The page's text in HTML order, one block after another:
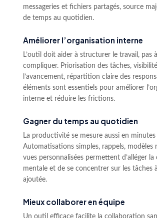
messageries et fichiers partagés, source
de temps au quotidien.
Améliorer l’organisation interne
L’outil doit aider à structurer le travail, pas
compliquer. Priorisation des tâches,
l’avancement, répartition claire des
éléments sont essentiels pour améliorer
interne et réduire les frictions.
Gagner du temps au quotidien
La productivité se mesure aussi en minutes
Automatisations simples, rappels, modèles
vues personnalisées permettent d’alléger la
mentale et de se concentrer sur les tâches
ajoutée.
Mieux collaborer en équipe
Un outil efficace facilite la collaboration